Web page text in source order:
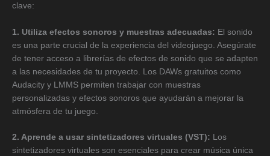
clave:
1. Utiliza efectos sonoros y muestras adecuadas: El sonido
es una parte crucial de la experiencia del videojuego. Asegúrate
de tener acceso a librerías de efectos de sonido que se adapten
a las necesidades de tu proyecto. Los DAWs gratuitos como
Audacity y LMMS permiten trabajar con muestras
personalizadas y efectos sonoros que ayudarán a mejorar la
atmósfera de tu juego.
2. Aprende a usar sintetizadores virtuales (VST): Los
sintetizadores virtuales son esenciales para crear música única